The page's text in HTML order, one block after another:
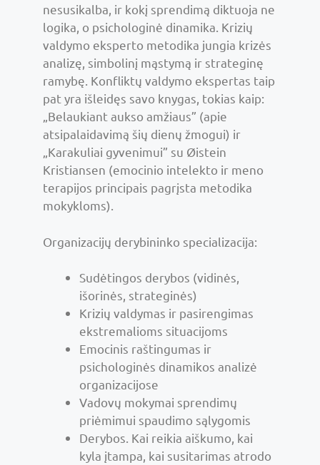
nesusikalba, ir kokį sprendimą diktuoja ne
logika, o psichologinė dinamika. Krizių
valdymo eksperto metodika jungia krizės
analizę, simbolinį mąstymą ir strateginę
ramybę. Konfliktų valdymo ekspertas taip
pat yra išleidęs savo knygas, tokias kaip:
„Belaukiant aukso amžiaus” (apie
atsipalaidavimą šių dienų žmogui) ir
„Karakuliai gyvenimui” su Øistein
Kristiansen (emocinio intelekto ir meno
terapijos principais pagrįsta metodika
mokykloms).
Organizacijų derybininko specializacija:
Sudėtingos derybos (vidinės,
išorinės, strateginės)
Krizių valdymas ir pasirengimas
ekstremalioms situacijoms
Emocinis raštingumas ir
psichologinės dinamikos analizė
organizacijose
Vadovų mokymai sprendimų
priėmimui spaudimo sąlygomis
Derybos. Kai reikia aiškumo, kai
kyla įtampa, kai susitarimas atrodo